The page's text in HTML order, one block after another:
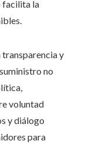
facilita la
y
no
voluntad
y diálogo
para